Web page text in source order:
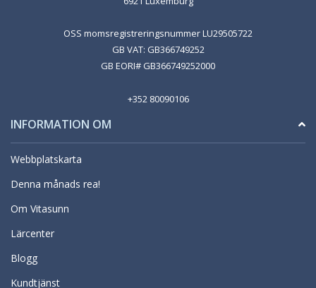
OSS momsregistreringsnummer LU29505722
GB VAT: GB366749252
GB EORI# GB366749252000
+352 80090106
INFORMATION OM
Webbplatskarta
Denna månads rea!
Om Vitasunn
Lärcenter
Blogg
Kundtjänst